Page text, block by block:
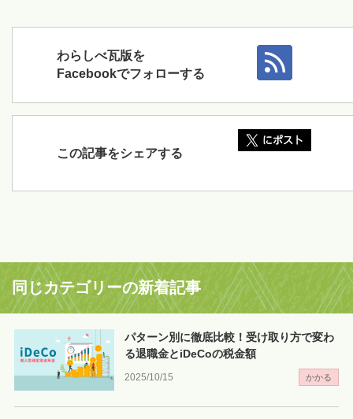
わらしべ瓦版を
Facebookでフォローする
この記事をシェアする
同じカテゴリーの新着記事
2025/10/15 かかる
パターン別に徹底比較！受け取り方で変わ
る退職金とiDeCoの税金額